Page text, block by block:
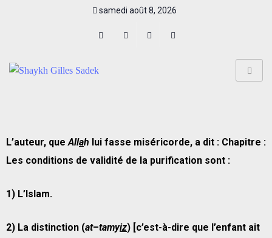
samedi août 8, 2026
L’auteur, queAllah lui fasse miséricorde, a dit : Chapitre :
Les conditions de validité de la purification sont :
1) L’Islam.
2) La distinction (at–tamyiz) [c’est-à-dire que l’enfant ait